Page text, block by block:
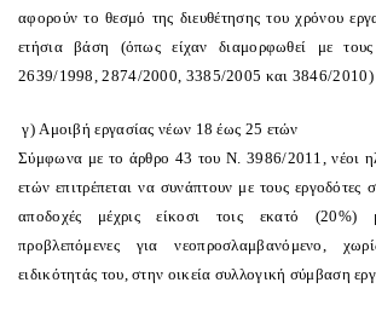
αφορούν το θεσμό της διευθέτησης του χρόνου
ετήσια βάση (όπως είχαν διαμορφωθεί με
2639/1998, 2874/2000, 3385/2005 και 3846/2010)
γ) Aμοιβή εργασίας νέων 18 έως 25 ετών
Σύμφωνα με το άρθρο 43 του N. 3986/2011, νέοι
ετών επιτρέπεται να συνάπτουν με τους εργοδότες
αποδοχές μέχρις είκοσι τοις εκατό (20%)
προβλεπόμενες για νεοπροσλαμβανόμενο,
ειδικότητάς του, στην οικεία συλλογική σύμβαση